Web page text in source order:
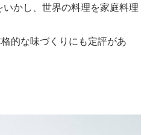
かし、世界の料理を家庭料理
的な味づくりにも定評があ